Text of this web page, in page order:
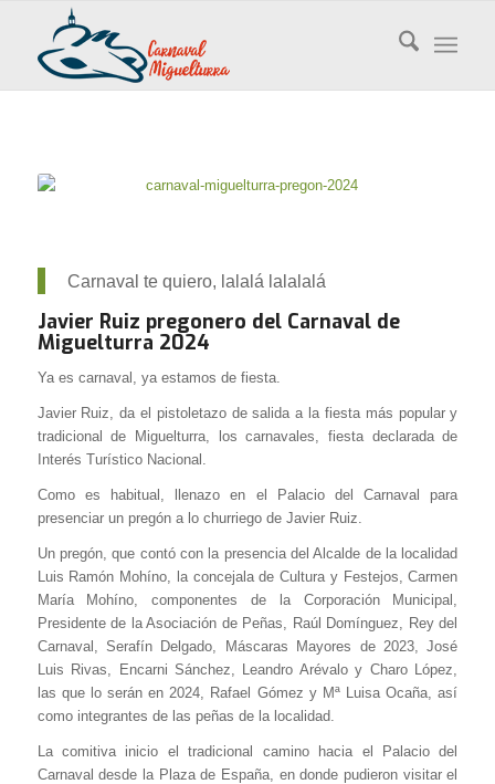
Carnaval te quiero, lalalá lalalalá
Javier Ruiz pregonero del Carnaval de
Miguelturra 2024
Ya es carnaval, ya estamos de fiesta.
Javier Ruiz, da el pistoletazo de salida a la fiesta más popular y
tradicional de Miguelturra, los carnavales, fiesta declarada de
Interés Turístico Nacional.
Como es habitual, llenazo en el Palacio del Carnaval para
presenciar un pregón a lo churriego de Javier Ruiz.
Un pregón, que contó con la presencia del Alcalde de la localidad
Luis Ramón Mohíno, la concejala de Cultura y Festejos, Carmen
María Mohíno, componentes de la Corporación Municipal,
Presidente de la Asociación de Peñas, Raúl Domínguez, Rey del
Carnaval, Serafín Delgado, Máscaras Mayores de 2023, José
Luis Rivas, Encarni Sánchez, Leandro Arévalo y Charo López,
las que lo serán en 2024, Rafael Gómez y Mª Luisa Ocaña, así
como integrantes de las peñas de la localidad.
La comitiva inicio el tradicional camino hacia el Palacio del
Carnaval desde la Plaza de España, en donde pudieron visitar el